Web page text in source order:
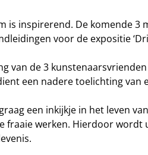
is inspirerend. De komende 3
voor de expositie
van de 3 kunstenaarsvrienden
een nadere toelichting van
een inkijkje in het leven
werken. Hierdoor wordt